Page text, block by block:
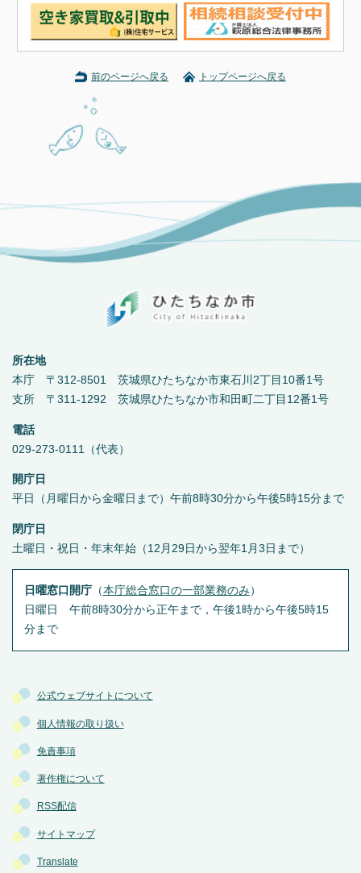
前のページへ戻る トップページへ戻る
公式ウェブサイトについて
個人情報の取り扱い
免責事項
著作権について
RSS配信
サイトマップ
Translate
所在地
本庁 〒312-8501 茨城県ひたちなか市東石川2丁目10番1号
支所 〒311-1292 茨城県ひたちなか市和田町二丁目12番1号
電話
029-273-0111（代表）
開庁日
平日（月曜日から金曜日まで）午前8時30分から午後5時15分まで
閉庁日
土曜日・祝日・年末年始（12月29日から翌年1月3日まで）
日曜窓口開庁（本庁総合窓口の一部業務のみ ）
日曜日 午前8時30分から正午まで，午後1時から午後5時15
分まで